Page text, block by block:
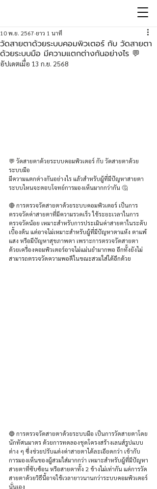
วัดสายตาด้วยระบบคอมพิวเตอร์ กับ วัดสายตา
ด้วยระบบมือ มีความแตกต่างกันอย่างไร 💬
10 พ.ย. 2567 ยาว 1 นาที
อัปเดตเมื่อ 13 ก.ย. 2568
💬 วัดสายตาด้วยระบบคอมพิวเตอร์ กับ วัดสายตาด้วย
ระบบมือ
มีความแตกต่างกันอย่างไร แล้วสำหรับผู้ที่มีปัญหาสายตา
ระบบไหนจะตอบโจทย์การมองเห็นมากกว่ากัน 🤔
🔴 การตรวจวัดสายตาด้วยระบบคอมพิวเตอร์ เป็นการ
ตรวจวัดค่าสายตาที่มีความรวดเร็ว ใช้ระยะเวลาในการ
ตรวจวัดน้อย เหมาะสำหรับการประเมินค่าสายตาในระดับ
เบื้องต้น แต่อาจไม่เหมาะสำหรับผู้ที่มีปัญหาตาแห้ง ตาแพ้
แสง หรือมีปัญหาสุขภาพตา เพราะการตรวจวัดสายตา
ด้วยเครื่องคอมพิวเตอร์อาจไม่แม่นยำมากพอ อีกทั้งยังไม่
สามารถตรวจวัดความพอดีในขณะสวมใส่ได้อีกด้วย
🔵 การตรวจวัดสายตาด้วยระบบมือ เป็นการวัดสายตาโดย
นักทัศนมาตร ด้วยการทดลองชุดโครงสร้างเลนส์รูปแบบ
ต่าง ๆ ซึ่งช่วยปรับแต่งค่าสายตาได้ละเอียดกว่า เข้ากับ
การมองเห็นของผู้สวมใส่มากกว่า เหมาะสำหรับผู้ที่มีปัญหา
สายตาที่ซับซ้อน หรือสายตาทั้ง 2 ข้างไม่เท่ากัน แต่การวัด
สายตาด้วยวิธีนี้อาจใช้เวลายาวนานกว่าระบบคอมพิวเตอร์
นั่นเอง